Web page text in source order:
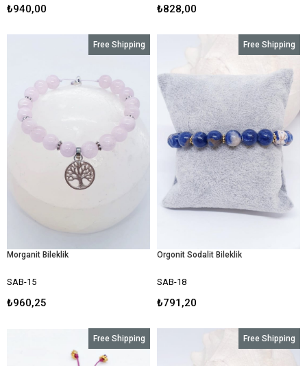
₺940,00 ₺828,00
Morganit Bileklik
SAB-15
₺960,25
Free Shipping
Orgonit Sodalit Bileklik
SAB-18
₺791,20
Free Shipping
Free Shipping Free Shipping